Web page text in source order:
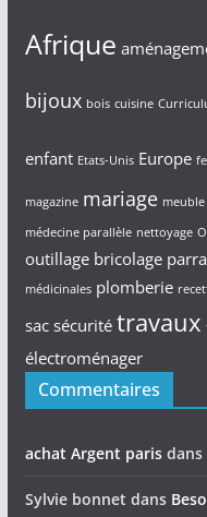
Afrique
bijoux bois cuisine
enfant Etats-Unis Europe
magazine mariage meuble
médecine parallèle nettoyage
outillage bricolage
médicinales plomberie
sac sécurité travaux
électroménager
Commentaires
achat Argent parisdans
Sylvie bonnet dans